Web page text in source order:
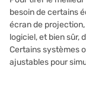
besoin de certains
écran de
logiciel, et bien sûr,
Certains systèmes
ajustables pour